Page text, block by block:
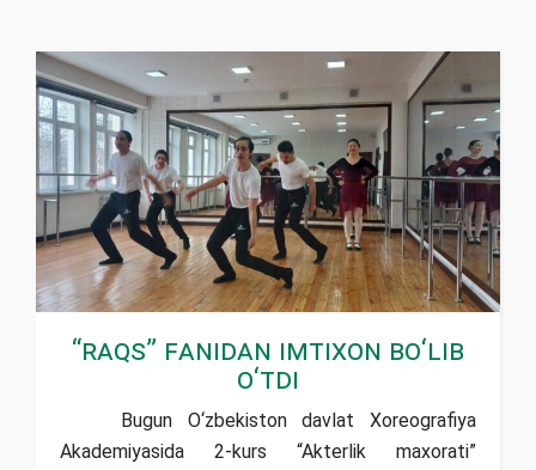
“Raqs” fanidan imtixon bо‘lib
о‘tdi
Bugun О‘zbekiston davlat Xoreografiya
Akademiyasida 2-kurs “Akterlik maxorati”